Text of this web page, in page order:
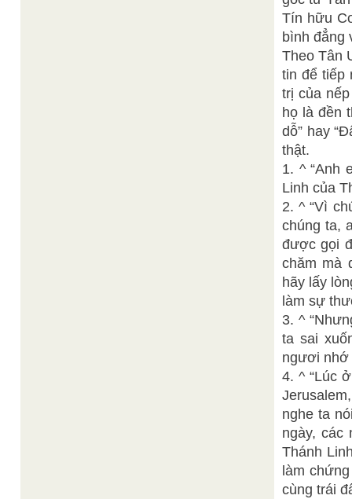
Tín hữu
bình đẳng
Theo Tân
tin để tiếp
trị của
họ là đền
dỗ” hay
thật.
1. ^ “Anh
Linh của
2. ^ “Vì
chúng ta,
được gọi
chăm mà
hãy lấy
làm sự
3. ^
ta sai
ngươi nhớ
4. ^ “Lúc
nghe ta
ngày, các
Thánh
làm
cùng trái